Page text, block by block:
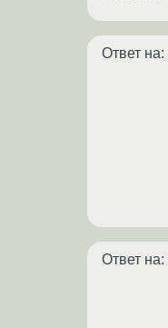
Ответ на:
Ответ на: